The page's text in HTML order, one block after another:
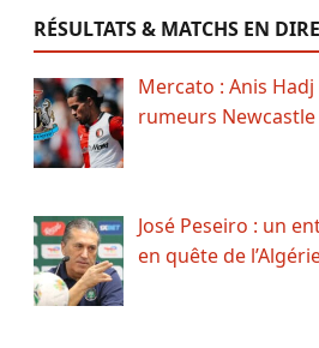
RÉSULTATS & MATCHS EN
Mercato : Anis
rumeurs Newcastle
José Peseiro : un
en quête de